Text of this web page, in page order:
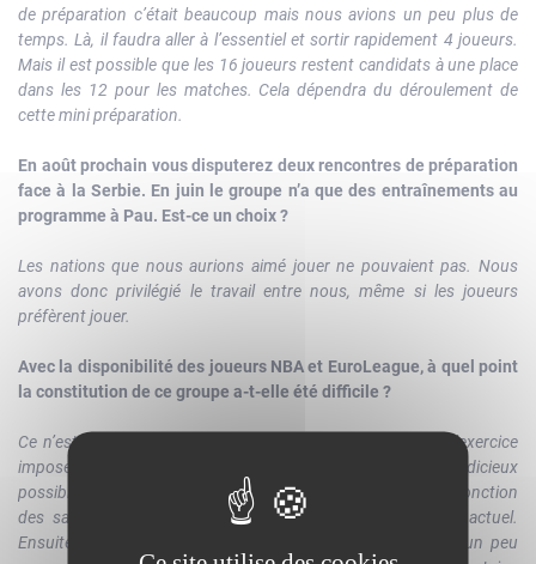
de préparation c’était beaucoup mais nous avions un peu plus de
temps. Là, il faudra aller à l’essentiel et sortir rapidement 4 joueurs.
Mais il est possible que les 16 joueurs restent candidats à une place
dans les 12 pour les matches. Cela dépendra du déroulement de
cette mini préparation.
En août prochain vous disputerez deux rencontres de préparation
face à la Serbie. En juin le groupe n’a que des entraînements au
programme à Pau. Est-ce un choix ?
Les nations que nous aurions aimé jouer ne pouvaient pas. Nous
avons donc privilégié le travail entre nous, même si les joueurs
préfèrent jouer.
Avec la disponibilité des joueurs NBA et EuroLeague, à quel point
la constitution de ce groupe a-t-elle été difficile ?
Ce n’est pas la partie la plus simple du métier. Mais c’est l’exercice
imposé. On ne peut pas se plaindre et il faut être le plus judicieux
possible. Il faut faire des choix de complémentarité et en fonction
des saisons des joueurs. Ce qui importe, c’est le niveau actuel.
Ensuite, il y a des critères d’expérience, celle qui nous a un peu